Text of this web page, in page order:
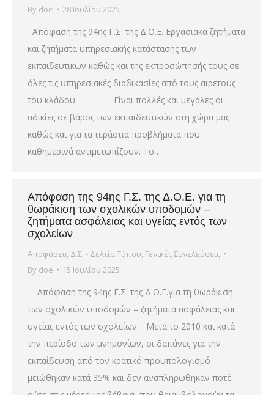
By doe 28 Ιουλίου 2025
Απόφαση της 94ης Γ.Σ. της Δ.Ο.Ε. Εργασιακά ζητήματα
και ζητήματα υπηρεσιακής κατάστασης των
εκπαιδευτικών καθώς και της εκπροσώπησής τους σε
όλες τις υπηρεσιακές διαδικασίες από τους αιρετούς
του κλάδου. Είναι πολλές και μεγάλες οι
αδικίες σε βάρος των εκπαιδευτικών στη χώρα μας
καθώς και για τα τεράστια προβλήματα που
καθημερινά αντιμετωπίζουν. Το…
Απόφαση της 94ης Γ.Σ. της Δ.Ο.Ε. για τη
θωράκιση των σχολικών υποδομών –
ζητήματα ασφάλειας και υγείας εντός των
σχολείων
Αποφάσεις Δ.Σ. - Δελτία Τύπου, Γενικές Συνελεύσεις
By doe 15 Ιουλίου 2025
Απόφαση της 94ης Γ.Σ. της Δ.Ο.Ε.για τη θωράκιση
των σχολικών υποδομών – ζητήματα ασφάλειας και
υγείας εντός των σχολείων. Μετά το 2010 και κατά
την περίοδο των μνημονίων, οι δαπάνες για την
εκπαίδευση από τον κρατικό προϋπολογισμό
μειώθηκαν κατά 35% και δεν αναπληρώθηκαν ποτέ,